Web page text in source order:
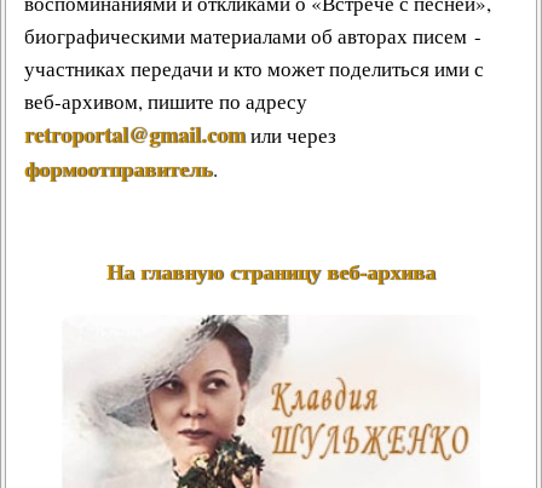
биографическими материалами об авторах писем -
участниках передачи и кто может поделиться ими с
веб-архивом, пишите по адресу
retroportal@gmail.comили через
формоотправитель.
На главную страницу веб-архива